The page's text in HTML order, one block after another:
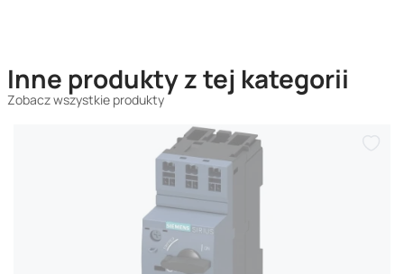
Inne produkty z tej kategorii
Zobacz wszystkie produkty